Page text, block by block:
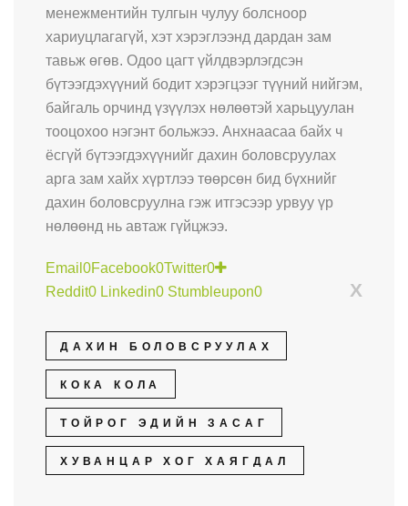
менежментийн тулгын чулуу болсноор
хариуцлагагүй, хэт хэрэглээнд дардан зам
тавьж өгөв. Одоо цагт үйлдвэрлэгдсэн
бүтээгдэхүүний бодит хэрэгцээг түүний нийгэм,
байгаль орчинд үзүүлэх нөлөөтэй харьцуулан
тооцохоо нэгэнт больжээ. Анхнаасаа байх ч
ёсгүй бүтээгдэхүүнийг дахин боловсруулах
арга зам хайх хүртлээ төөрсөн бид бүхнийг
дахин боловсруулна гэж итгэсээр урвуу үр
нөлөөнд нь автаж гүйцжээ.
Email 0Facebook0Twitter0
X
Reddit0 Linkedin0 Stumbleupon0
ДАХИН БОЛОВСРУУЛАХ
КОКА КОЛА
ТОЙРОГ ЭДИЙН ЗАСАГ
ХУВАНЦАР ХОГ ХАЯГДАЛ